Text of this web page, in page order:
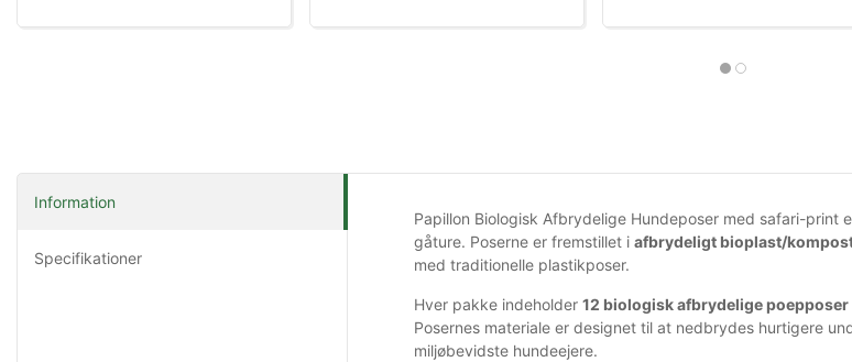
Information
Specifikationer
Papillon Biologisk Afbrydelige Hundeposer med safari-
gåture. Poserne er fremstillet i afbrydeligt bioplast/
med traditionelle plastikposer.
Hver pakke indeholder 12 biologisk afbrydelige poep­poser
Posernes materiale er designet til at nedbrydes hurtigere
miljøbevidste hundeejere.